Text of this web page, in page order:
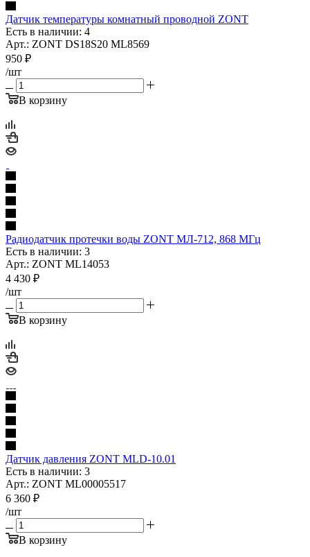
Датчик температуры комнатный проводной ZONT
Есть в наличии: 4
Арт.: ZONT DS18S20 ML8569
950 ₽
/шт
В корзину
Радиодатчик протечки воды ZONT МЛ-712, 868 МГц
Есть в наличии: 3
Арт.: ZONT ML14053
4 430 ₽
/шт
В корзину
Датчик давления ZONT MLD-10.01
Есть в наличии: 3
Арт.: ZONT ML00005517
6 360 ₽
/шт
В корзину